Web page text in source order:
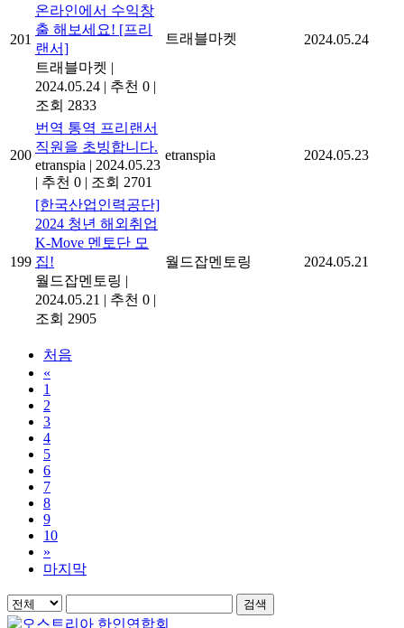
201
온라인에서 수익창
출 해보세요! [프리
랜서]
트래블마켓 |
2024.05.24 | 추천 0 |
조회 2833
트래블마켓 2024.05.24
200
번역 통역 프리랜서
직원을 초빙합니다.
etranspia | 2024.05.23
| 추천 0 | 조회 2701
etranspia 2024.05.23
199
[한국산업인력공단]
2024 청년 해외취업
K-Move 멘토단 모
집!
월드잡멘토링 |
2024.05.21 | 추천 0 |
조회 2905
월드잡멘토링 2024.05.21
처음
«
1
2
3
4
5
6
7
8
9
10
»
마지막
검색